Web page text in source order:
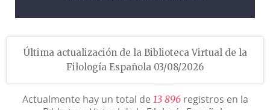
Última actualización de la Biblioteca Virtual de la
Filología Española 03/08/2026
Actualmente hay un total de 13 896registros en la